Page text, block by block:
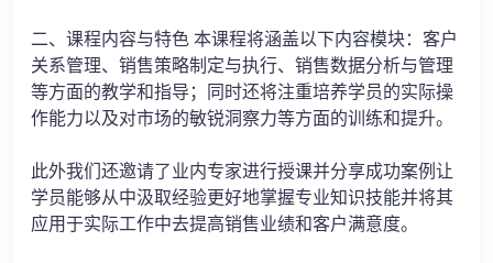
二、课程内容与特色 本课程将涵盖以下内容模块：客户
关系管理、销售策略制定与执行、销售数据分析与管理
等方面的教学和指导；同时还将注重培养学员的实际操
作能力以及对市场的敏锐洞察力等方面的训练和提升。
此外我们还邀请了业内专家进行授课并分享成功案例让
学员能够从中汲取经验更好地掌握专业知识技能并将其
应用于实际工作中去提高销售业绩和客户满意度。